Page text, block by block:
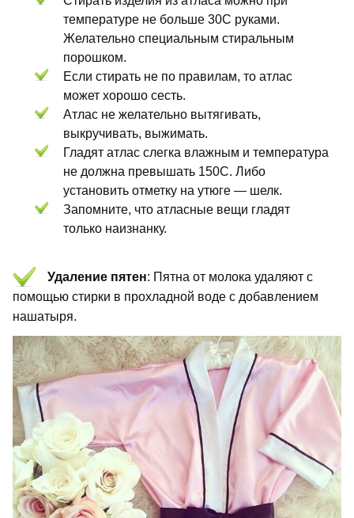
температуре не больше 30С руками.
Желательно специальным стиральным
порошком.
Если стирать не по правилам, то атлас
может хорошо сесть.
Атлас не желательно вытягивать,
выкручивать, выжимать.
Гладят атлас слегка влажным и температура
не должна превышать 150С. Либо
установить отметку на утюге — шелк.
Запомните, что атласные вещи гладят
только наизнанку.
Удаление пятен: Пятна от молока удаляют с
помощью стирки в прохладной воде с добавлением
нашатыря.